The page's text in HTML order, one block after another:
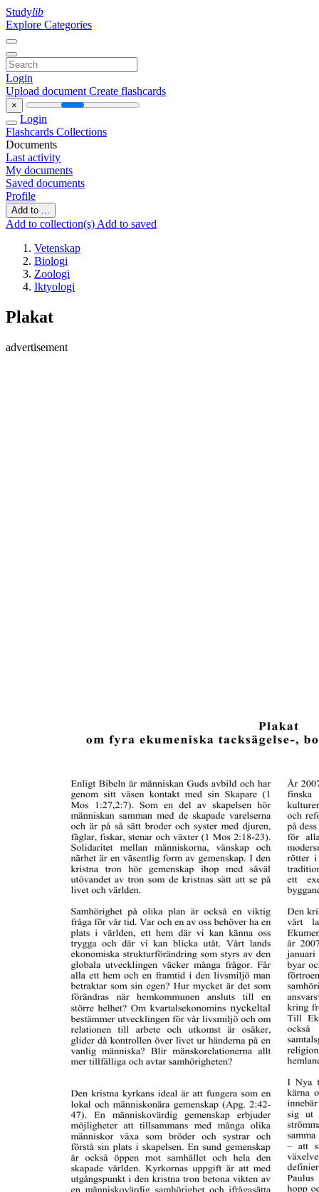
Studylib
Explore Categories
Login
Upload document Create flashcards
×
Login
Flashcards Collections
Documents
Last activity
My documents
Saved documents
Profile
Add to ...
Add to collection(s) Add to saved
Vetenskap
Biologi
Zoologi
Iktyologi
Plakat
advertisement